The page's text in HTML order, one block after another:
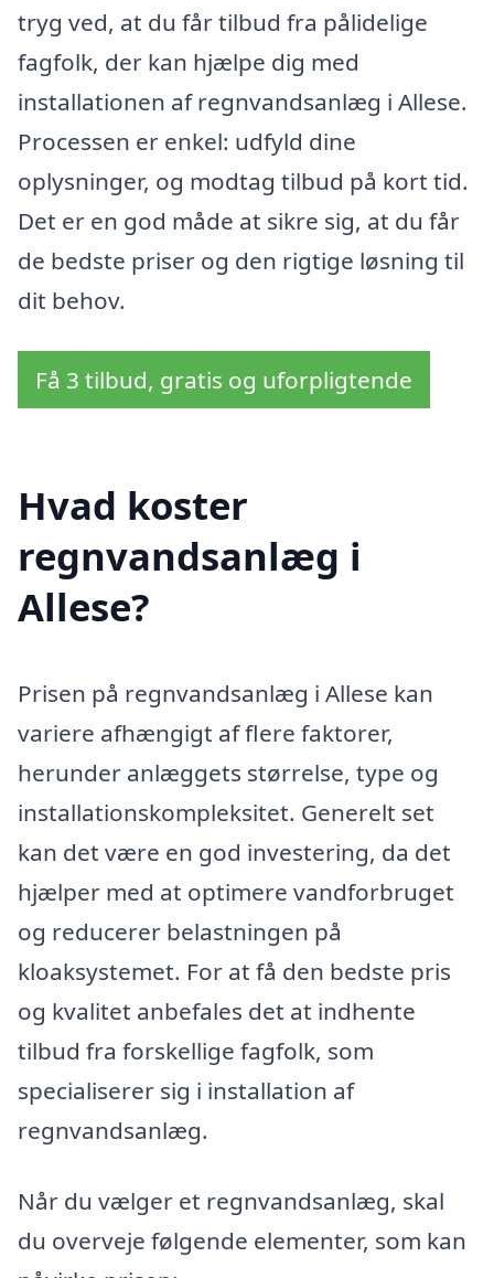
tryg ved, at du får tilbud fra pålidelige
fagfolk, der kan hjælpe dig med
installationen af regnvandsanlæg i Allese.
Processen er enkel: udfyld dine
oplysninger, og modtag tilbud på kort tid.
Det er en god måde at sikre sig, at du får
de bedste priser og den rigtige løsning til
dit behov.
Få 3 tilbud, gratis og uforpligtende
Hvad koster
regnvandsanlæg i
Allese?
Prisen på regnvandsanlæg i Allese kan
variere afhængigt af flere faktorer,
herunder anlæggets størrelse, type og
installationskompleksitet. Generelt set
kan det være en god investering, da det
hjælper med at optimere vandforbruget
og reducerer belastningen på
kloaksystemet. For at få den bedste pris
og kvalitet anbefales det at indhente
tilbud fra forskellige fagfolk, som
specialiserer sig i installation af
regnvandsanlæg.
Når du vælger et regnvandsanlæg, skal
du overveje følgende elementer, som kan